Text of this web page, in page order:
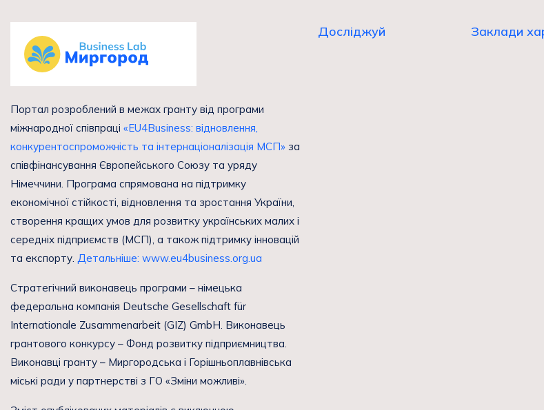
Портал розроблений в межах гранту від програми
міжнародної співпраці «EU4Business: відновлення,
конкурентоспроможність та інтернаціоналізація МСП» за
співфінансування Європейського Союзу та уряду
Німеччини. Програма спрямована на підтримку
економічної стійкості, відновлення та зростання України,
створення кращих умов для розвитку українських малих і
середніх підприємств (МСП), а також підтримку інновацій
та експорту. Детальніше: www.eu4business.org.ua
Стратегічний виконавець програми – німецька
федеральна компанія Deutsche Gesellschaft für
Internationale Zusammenarbeit (GIZ) GmbH. Виконавець
грантового конкурсу – Фонд розвитку підприємництва.
Виконавці гранту – Миргородська і Горішньоплавнівська
міські ради у партнерстві з ГО «Зміни можливі».
Досліджуй Заклади